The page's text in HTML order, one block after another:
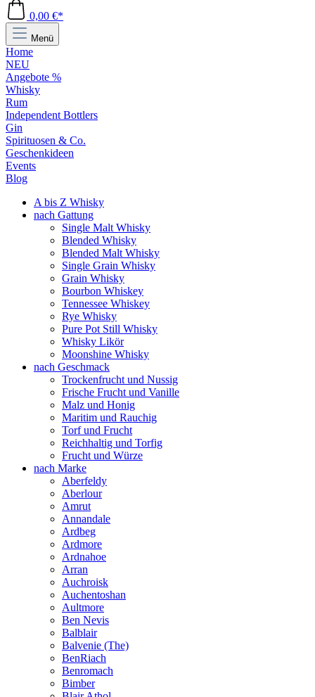
0,00 €*
Menü
Home
NEU
Angebote %
Whisky
Rum
Independent Bottlers
Gin
Spirituosen & Co.
Geschenkideen
Events
Blog
A bis Z Whisky
nach Gattung
Single Malt Whisky
Blended Whisky
Blended Malt Whisky
Single Grain Whisky
Grain Whisky
Bourbon Whiskey
Tennessee Whiskey
Rye Whisky
Pure Pot Still Whisky
Whisky Likör
Moonshine Whisky
nach Geschmack
Trockenfrucht und Nussig
Frische Frucht und Vanille
Malz und Honig
Maritim und Rauchig
Torf und Frucht
Reichhaltig und Torfig
Frucht und Würze
nach Marke
Aberfeldy
Aberlour
Amrut
Annandale
Ardbeg
Ardmore
Ardnahoe
Arran
Auchroisk
Auchentoshan
Aultmore
Ben Nevis
Balblair
Balvenie (The)
BenRiach
Benromach
Bimber